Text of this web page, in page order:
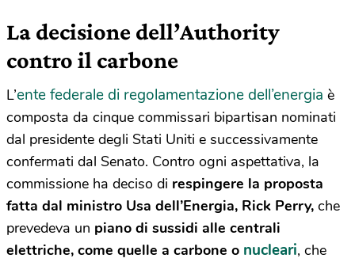
La decisione dell’Authority
contro il carbone
L’ente federale di regolamentazione dell’energia è
composta da cinque commissari bipartisan nominati
dal presidente degli Stati Uniti e successivamente
confermati dal Senato. Contro ogni aspettativa, la
commissione ha deciso di respingere la proposta
fatta dal ministro Usa dell’Energia, Rick Perry, che
prevedeva un piano di sussidi alle centrali
elettriche, come quelle a carbone o nucleari, che